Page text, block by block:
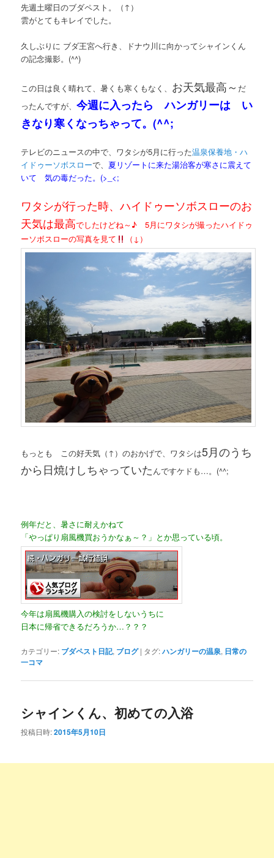
先週土曜日のブダペスト。（↑）
雲がとてもキレイでした。
久しぶりに ブダ王宮へ行き、ドナウ川に向かってシャインくん
の記念撮影。(^^)
この日は良く晴れて、暑くも寒くもなく、 お天気最高～ だ
ったんですが、今週に入ったら ハンガリーは い
きなり寒くなっちゃって。(^^;
テレビのニュースの中で、ワタシが5月に行った温泉保養地・ハ
イドゥーソボスローで、 夏リゾートに来た湯治客が寒さに震えて
いて 気の毒だった。(>_<;
ワタシが行った時、ハイドゥーソボスローのお
天気は最高でしたけどね～♪ 5月にワタシが撮ったハイドゥ
ーソボスローの写真を見て
（↓）
もっとも この好天気（↑）のおかげで、ワタシは5月のうち
から日焼けしちゃっていたんですケドも…。(^^;
例年だと、暑さに耐えかねて
「やっぱり扇風機買おうかなぁ～？」とか思っている頃。
今年は扇風機購入の検討をしないうちに
日本に帰省できるだろうか…？？？
カテゴリー: ブダペスト日記, ブログ | タグ:ハンガリーの温泉, 日常の
一コマ
シャインくん、初めての入浴
投稿日時:2015年5月10日